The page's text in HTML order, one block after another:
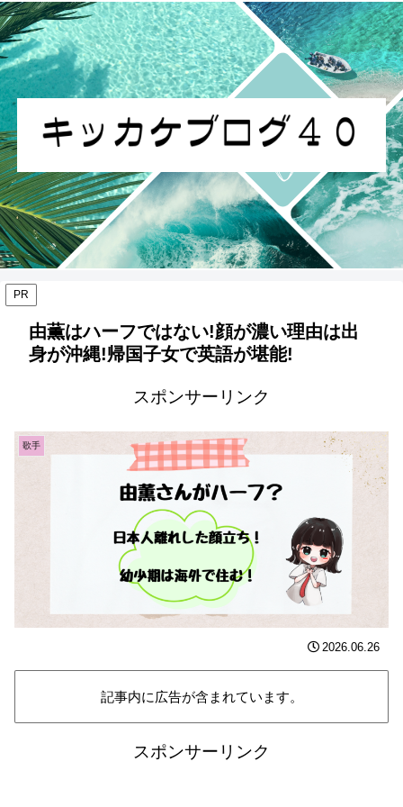
PR
由薫はハーフではない!顔が濃い理由は出
身が沖縄!帰国子女で英語が堪能!
スポンサーリンク
歌手
2026.06.26
記事内に広告が含まれています。
スポンサーリンク